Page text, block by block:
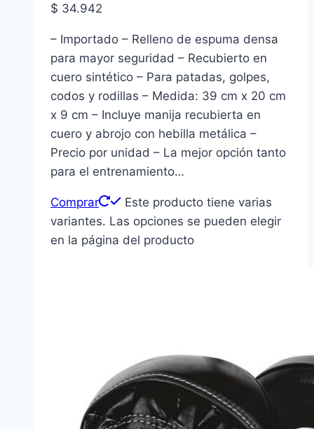
$ 34.942
– Importado – Relleno de espuma densa
para mayor seguridad – Recubierto en
cuero sintético – Para patadas, golpes,
codos y rodillas – Medida: 39 cm x 20 cm
x 9 cm – Incluye manija recubierta en
cuero y abrojo con hebilla metálica –
Precio por unidad – La mejor opción tanto
para el entrenamiento…
Comprar
Este producto tiene varias
variantes. Las opciones se pueden elegir
en la página del producto